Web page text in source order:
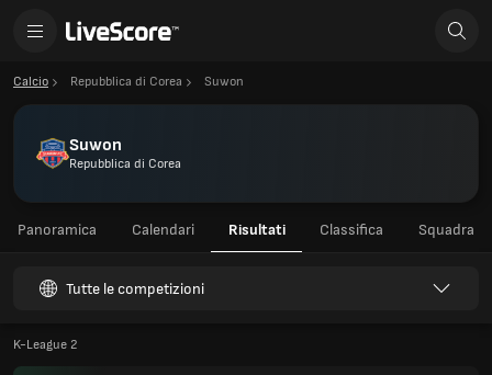
Calcio Repubblica di Corea Suwon
Suwon
Repubblica di Corea
Panoramica Calendari Risultati Classifica Squadra
Tutte le competizioni
K-League 2